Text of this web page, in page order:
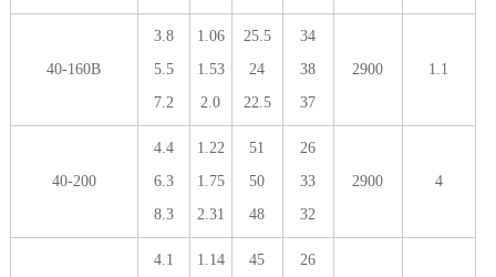
40-160B
3.8
5.5
7.2
1.06
1.53
2.0
25.5
24
22.5
34
38
37
2900 1.1
40-200
4.4
6.3
8.3
1.22
1.75
2.31
51
50
48
26
33
32
2900 4
4.1
1.14
45
26